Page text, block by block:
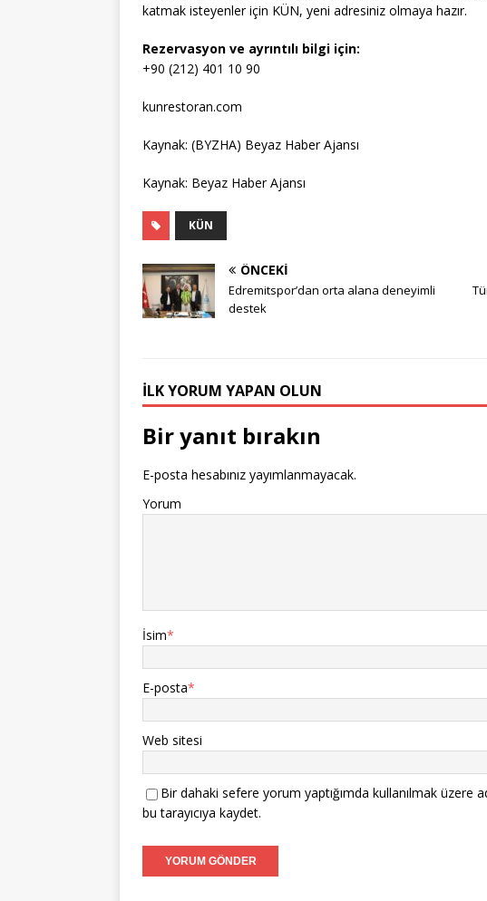
katmak isteyenler için KÜN, yeni adresiniz olmaya hazır.
Rezervasyon ve ayrıntılı bilgi için:
+90 (212) 401 10 90
kunrestoran.com
Kaynak: (BYZHA) Beyaz Haber Ajansı
Kaynak: Beyaz Haber Ajansı
KÜN
ÖNCEKI
Edremitspor’dan orta alana deneyimli
destek
İLK YORUM YAPAN OLUN
Bir yanıt bırakın
E-posta hesabınız yayımlanmayacak.
Yorum
İsim*
E-posta*
Web sitesi
Bir dahaki sefere yorum yaptığımda kullanılmak üzere
bu tarayıcıya kaydet.